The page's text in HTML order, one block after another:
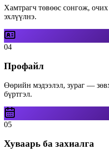
Хамтрагч төвөөс сонгож, очих
эхлүүлнэ.
04
Профайл
Өөрийн мэдээлэл, зураг —
бүртгэл.
05
Хуваарь ба захиалга